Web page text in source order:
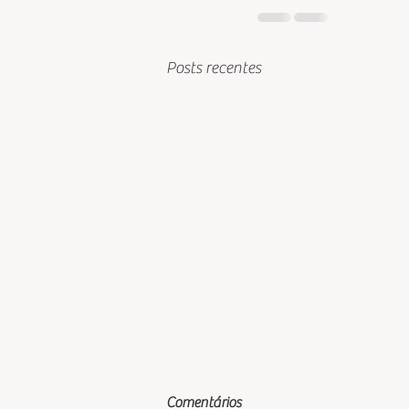
Posts recentes
Comentários